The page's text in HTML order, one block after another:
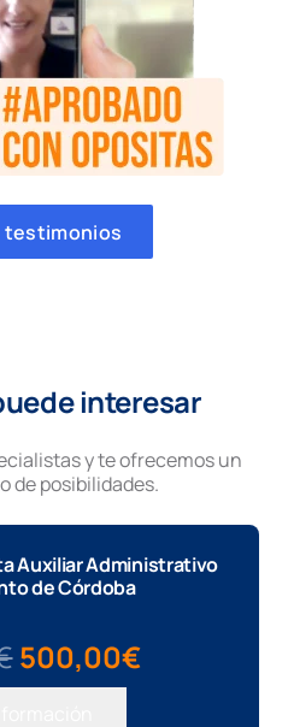
testimonios
interesar
y te ofrecemos un
de posibilidades.
Auxiliar Administrativo
de Córdoba
El
precio
500,00€El